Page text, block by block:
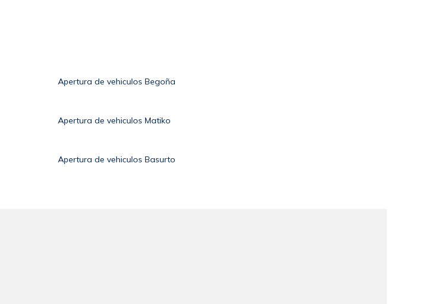
Apertura de vehiculos Begoña
Apertura de vehiculos Matiko
Apertura de vehiculos Basurto